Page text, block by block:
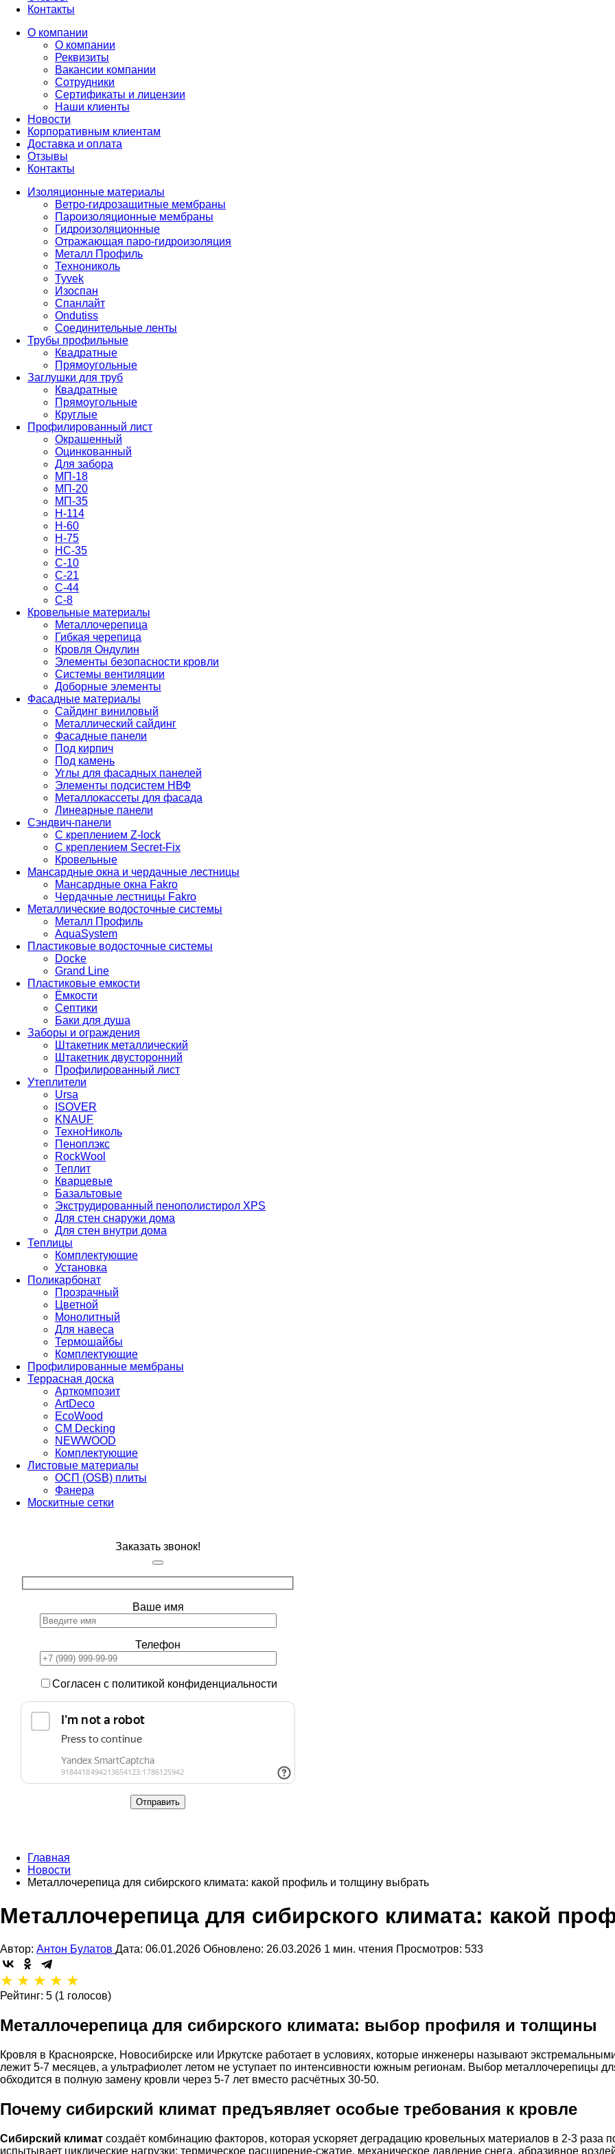
Контакты
О компании
О компании
Реквизиты
Вакансии компании
Сотрудники
Сертификаты и лицензии
Наши клиенты
Новости
Корпоративным клиентам
Доставка и оплата
Отзывы
Контакты
Изоляционные материалы
Ветро-гидрозащитные мембраны
Пароизоляционные мембраны
Гидроизоляционные
Отражающая паро-гидроизоляция
Металл Профиль
Технониколь
Tyvek
Изоспан
Спанлайт
Ondutiss
Соединительные ленты
Трубы профильные
Квадратные
Прямоугольные
Заглушки для труб
Квадратные
Прямоугольные
Круглые
Профилированный лист
Окрашенный
Оцинкованный
Для забора
МП-18
МП-20
МП-35
Н-114
Н-60
Н-75
НС-35
С-10
С-21
С-44
С-8
Кровельные материалы
Металлочерепица
Гибкая черепица
Кровля Ондулин
Элементы безопасности кровли
Системы вентиляции
Доборные элементы
Фасадные материалы
Сайдинг виниловый
Металлический сайдинг
Фасадные панели
Под кирпич
Под камень
Углы для фасадных панелей
Элементы подсистем НВФ
Металлокассеты для фасада
Линеарные панели
Сэндвич-панели
С креплением Z-lock
С креплением Secret-Fix
Кровельные
Мансардные окна и чердачные лестницы
Мансардные окна Fakro
Чердачные лестницы Fakro
Металлические водосточные системы
Металл Профиль
AquaSystem
Пластиковые водосточные системы
Docke
Grand Line
Пластиковые емкости
Ёмкости
Септики
Баки для душа
Заборы и ограждения
Штакетник металлический
Штакетник двусторонний
Профилированный лист
Утеплители
Ursa
ISOVER
KNAUF
ТехноНиколь
Пеноплэкс
RockWool
Теплит
Кварцевые
Базальтовые
Экструдированный пенополистирол XPS
Для стен снаружи дома
Для стен внутри дома
Теплицы
Комплектующие
Установка
Поликарбонат
Прозрачный
Цветной
Монолитный
Для навеса
Термошайбы
Комплектующие
Профилированные мембраны
Террасная доска
Арткомпозит
ArtDeco
EcoWood
CM Decking
NEWWOOD
Комплектующие
Листовые материалы
ОСП (OSB) плиты
Фанера
Москитные сетки
Заказать звонок!
Ваше имя
Телефон
Согласен с политикой конфиденциальности
Главная
Новости
Металлочерепица для сибирского климата: какой профиль и толщину выбрать
Металлочерепица для сибирского климата: какой
Автор: Антон Булатов Дата: 06.01.2026 Обновлено: 26.03.2026 1 мин. чтения Просмотров: 533
★ ★ ★ ★ ★
Рейтинг: 5 (1 голосов)
Металлочерепица для сибирского климата: выбор профиля и толщины
Кровля в Красноярске, Новосибирске или Иркутске работает в условиях, которые инженеры называют
лежит 5-7 месяцев, а ультрафиолет летом не уступает по интенсивности южным регионам. Выбор металлочерепицы
обходится в полную замену кровли через 5-7 лет вместо расчётных 30-50.
Почему сибирский климат предъявляет особые требования к кровле
Сибирский климат создаёт комбинацию факторов, которая ускоряет деградацию кровельных материалов в 2-3 раза
испытывает циклические нагрузки: термическое расширение-сжатие, механическое давление снега, абразивное